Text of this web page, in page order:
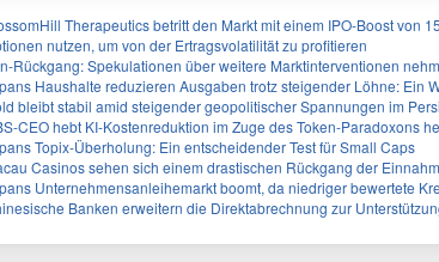
Therapeutics betritt den Markt mit einem IPO-Boost von
nutzen, um von der Ertragsvolatilität zu profitieren
Rückgang: Spekulationen über weitere Marktinterventionen
Haushalte reduzieren Ausgaben trotz steigender Löhne: Ein
bleibt stabil amid steigender geopolitischer Spannungen im
CEO hebt KI-Kostenreduktion im Zuge des Token-Paradoxons
Topix-Überholung: Ein entscheidender Test für Small Caps
Casinos sehen sich einem drastischen Rückgang der Einnahmen angesichts der
Unternehmensanleihemarkt boomt, da niedriger bewertete Kreditnehmer nach
Banken erweitern die Direktabrechnung zur Unterstützung der